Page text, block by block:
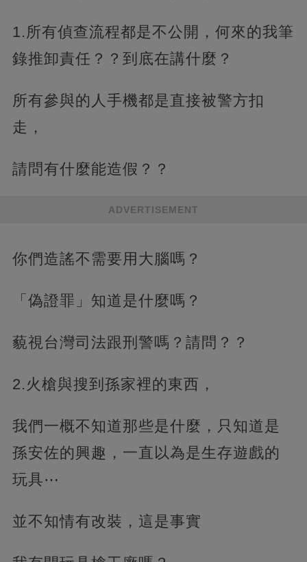
1.所有偵查流程都是不公開，何來的我筆
錄推卸責任？？到底在講什麼？
所有參與的人手機都是直接被警方扣
走，
請問有什麼能造假？？
ADVERTISEMENT
你們造謠不需要用大腦嗎？
「偽證罪」知道是什麼嗎？
藐視台灣司法跟刑警嗎？請問？？
2.火槍與搜到孫家裡的東西，
我們一概不知道那些是什麼，只知道是
孫安佐的興趣，一直以為是生存遊戲的
玩具⋯
並不知情有改裝，這是事實